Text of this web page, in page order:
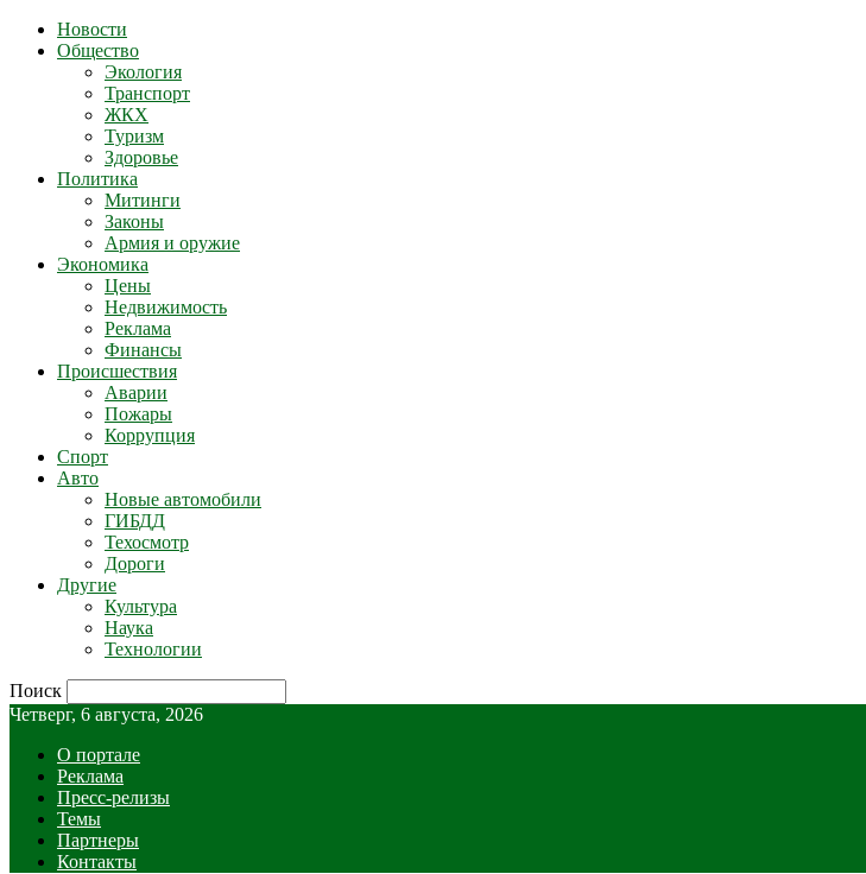
Новости
Общество
Экология
Транспорт
ЖКХ
Туризм
Здоровье
Политика
Митинги
Законы
Армия и оружие
Экономика
Цены
Недвижимость
Реклама
Финансы
Происшествия
Аварии
Пожары
Коррупция
Спорт
Авто
Новые автомобили
ГИБДД
Техосмотр
Дороги
Другие
Культура
Наука
Технологии
Поиск
Четверг, 6 августа, 2026
О портале
Реклама
Пресс-релизы
Темы
Партнеры
Контакты